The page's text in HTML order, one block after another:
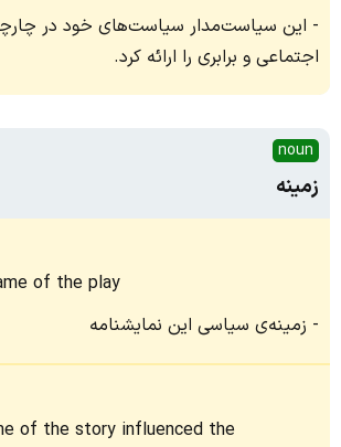
این سیاست‌مدار سیاست‌های خود در
اجتماعی و برابری را ارائه کرد.
noun
زمینه
of the play
زمینه‌ی سیاسی این نمایشنامه
of the story influenced the